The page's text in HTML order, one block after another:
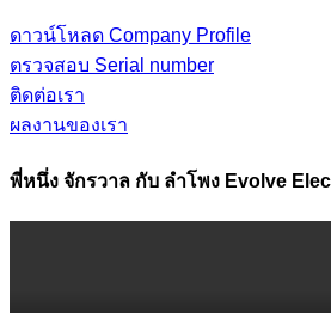
ดาวน์โหลด Company Profile
ตรวจสอบ Serial number
ติดต่อเรา
ผลงานของเรา
พี่หนึ่ง จักรวาล กับ ลำโพง Evolve